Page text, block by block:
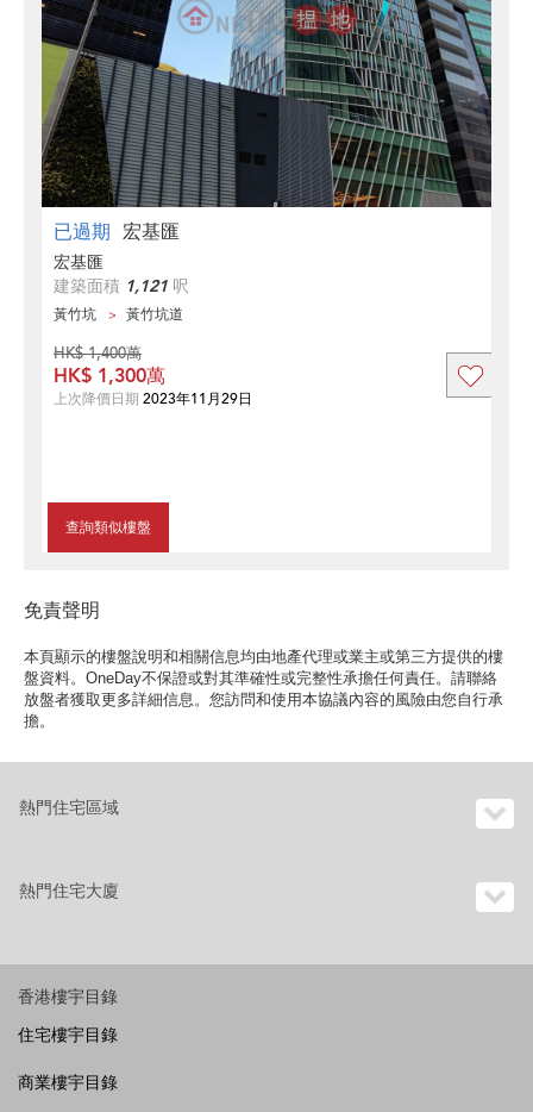
已過期 宏基匯
宏基匯
建築面積 1,121 呎
黃竹坑 黃竹坑道
查詢類似樓盤
HK$ 1,400萬
HK$ 1,300萬
上次降價日期 2023年11月29日
免責聲明
本頁顯示的樓盤說明和相關信息均由地產代理或業主或第三方提供的樓
盤資料。OneDay不保證或對其準確性或完整性承擔任何責任。請聯絡
放盤者獲取更多詳細信息。您訪問和使用本協議內容的風險由您自行承
擔。
熱門住宅區域
熱門住宅大廈
香港樓宇目錄
住宅樓宇目錄
商業樓宇目錄